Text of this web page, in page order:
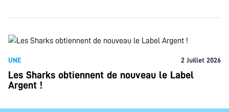
UNE 2 Juillet 2026
Les Sharks obtiennent de nouveau le Label
Argent !